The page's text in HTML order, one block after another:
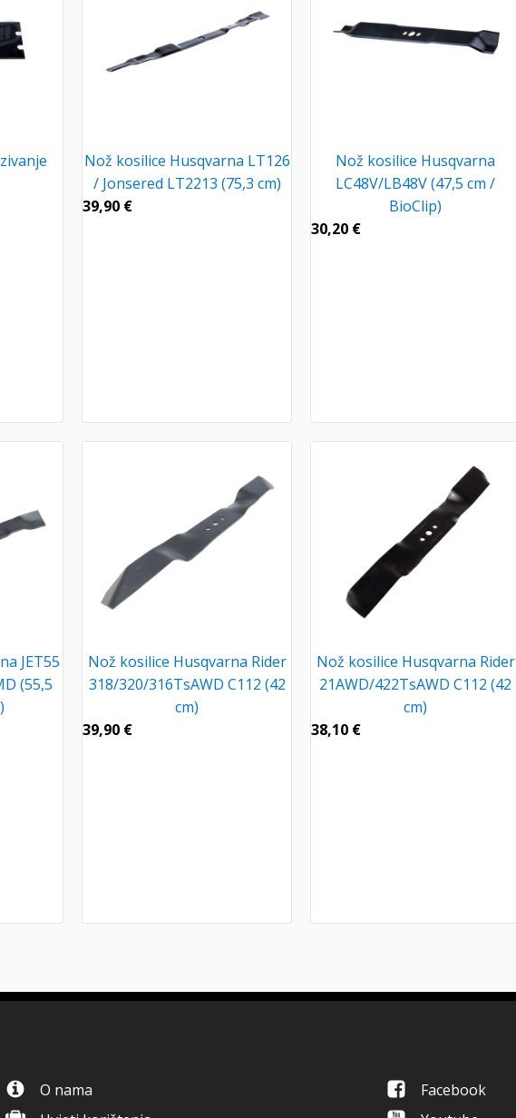
Nož kosilice Husqvarna LT126
/ Jonsered LT2213 (75,3 cm)
39,90 €
Nož kosilice Husqvarna
LC48V/LB48V (47,5 cm /
BioClip)
30,20 €
JET55
(55,5
Nož kosilice Husqvarna Rider
318/320/316TsAWD C112 (42
cm)
39,90 €
Nož kosilice Husqvarna Rider
21AWD/422TsAWD C112 (42
cm)
38,10 €
O nama
Facebook